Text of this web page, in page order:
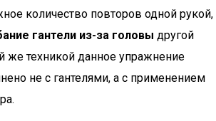
количество повторов одной рукой,
гантели из-за головы другой
же техникой данное упражнение
не с гантелями, а с применением